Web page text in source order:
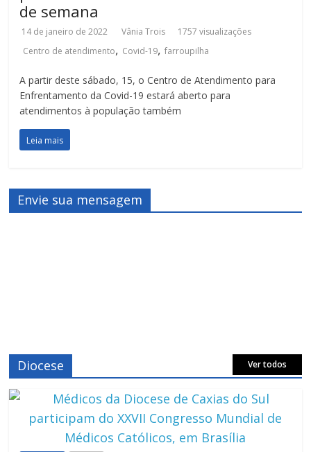
de semana
14 de janeiro de 2022 Vânia Trois
1757 visualizações
Centro de atendimento, Covid-19,farroupilha
A partir deste sábado, 15, o Centro de Atendimento para
Enfrentamento da Covid-19 estará aberto para
atendimentos à população também
Leia mais
Envie sua mensagem
Diocese Ver todos